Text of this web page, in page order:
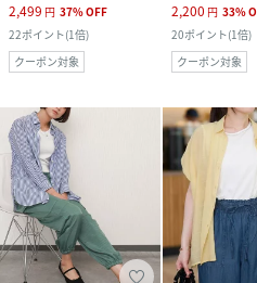
2,499 円 37%OFF
22ポイント(1倍)
クーポン対象
2,200 円 33%
20ポイント(1倍)
クーポン対象